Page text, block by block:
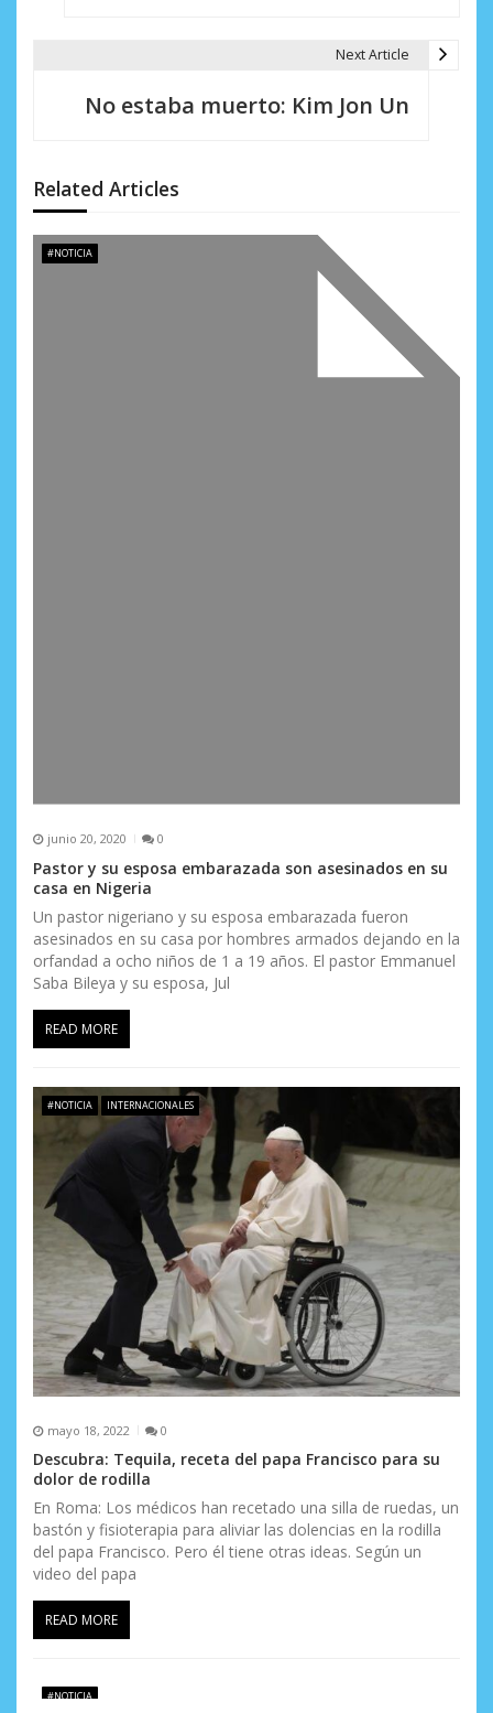
ó
n
Next Article
No estaba muerto: Kim Jon Un
Related Articles
#NOTICIA
junio 20, 2020 0
Pastor y su esposa embarazada son asesinados en su
casa en Nigeria
Un pastor nigeriano y su esposa embarazada fueron
asesinados en su casa por hombres armados dejando en la
orfandad a ocho niños de 1 a 19 años. El pastor Emmanuel
Saba Bileya y su esposa, Jul
READ MORE
#NOTICIA INTERNACIONALES
mayo 18, 2022 0
Descubra: Tequila, receta del papa Francisco para su
dolor de rodilla
En Roma: Los médicos han recetado una silla de ruedas, un
bastón y fisioterapia para aliviar las dolencias en la rodilla
del papa Francisco. Pero él tiene otras ideas. Según un
video del papa
READ MORE
#NOTICIA